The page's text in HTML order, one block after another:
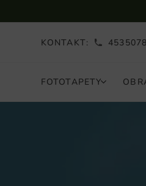
KONTAKT:
FOTOTAPETY